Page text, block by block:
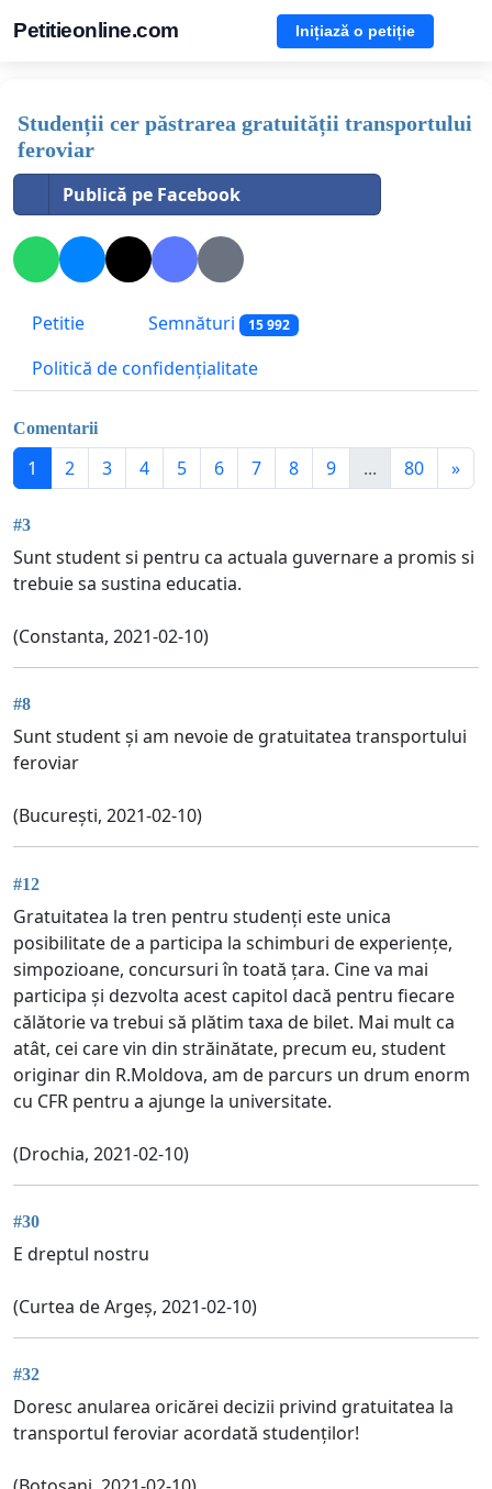
Petitieonline.com Inițiază o petiție
Studenții cer păstrarea gratuității transportului
feroviar
Publică pe Facebook
Petitie Semnături 15 992
Politică de confidențialitate
Comentarii
1 2 3 4 5 6 7 8 9 ... 80 »
#3
Sunt student si pentru ca actuala guvernare a promis si
trebuie sa sustina educatia.
(Constanta, 2021-02-10)
#8
Sunt student și am nevoie de gratuitatea transportului
feroviar
(București, 2021-02-10)
#12
Gratuitatea la tren pentru studenți este unica
posibilitate de a participa la schimburi de experiențe,
simpozioane, concursuri în toată țara. Cine va mai
participa și dezvolta acest capitol dacă pentru fiecare
călătorie va trebui să plătim taxa de bilet. Mai mult ca
atât, cei care vin din străinătate, precum eu, student
originar din R.Moldova, am de parcurs un drum enorm
cu CFR pentru a ajunge la universitate.
(Drochia, 2021-02-10)
#30
E dreptul nostru
(Curtea de Argeș, 2021-02-10)
#32
Doresc anularea oricărei decizii privind gratuitatea la
transportul feroviar acordată studenților!